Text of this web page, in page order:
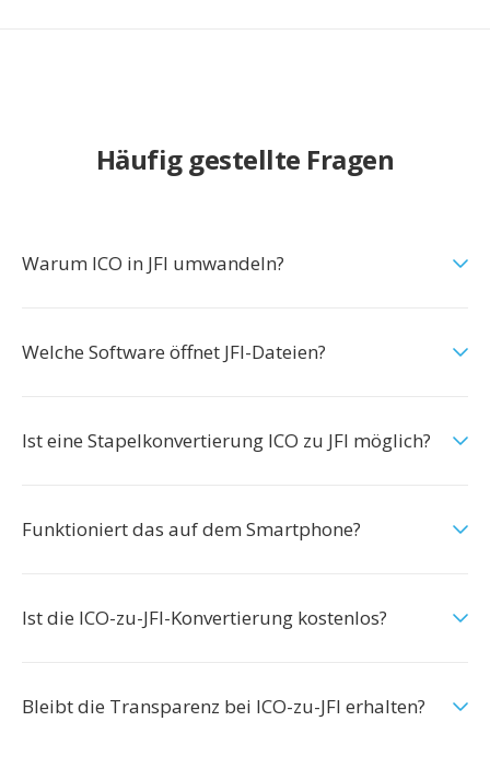
Häufig gestellte Fragen
Warum ICO in JFI umwandeln?
Welche Software öffnet JFI-Dateien?
Ist eine Stapelkonvertierung ICO zu JFI möglich?
Funktioniert das auf dem Smartphone?
Ist die ICO-zu-JFI-Konvertierung kostenlos?
Bleibt die Transparenz bei ICO-zu-JFI erhalten?